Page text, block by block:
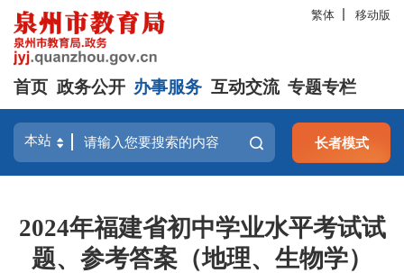
繁体 移动版
首页 政务公开 办事服务 互动交流 专题专栏
长者模式
2024年福建省初中学业水平考试试
题、参考答案（地理、生物学）